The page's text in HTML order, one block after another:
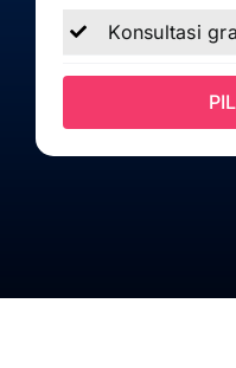
Konsultasi